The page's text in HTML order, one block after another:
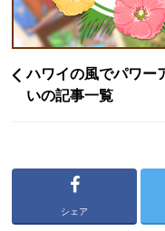
ハワイの風でパワー
いの記事一覧
シェア